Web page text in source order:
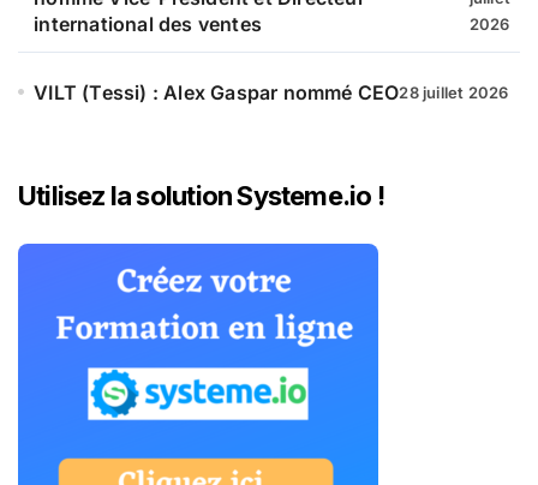
international des ventes
2026
VILT (Tessi) : Alex Gaspar nommé CEO28 juillet 2026
Utilisez la solution Systeme.io !